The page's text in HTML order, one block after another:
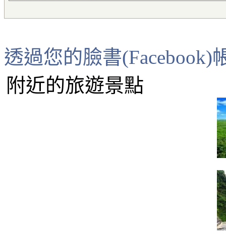
透過您的臉書
附近的旅遊景點